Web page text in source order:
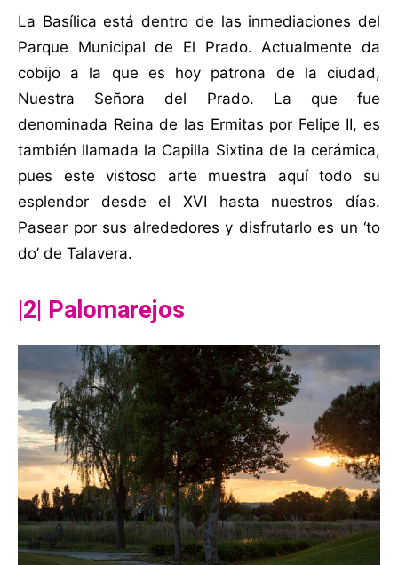
La Basílica está dentro de las inmediaciones del
Parque Municipal de El Prado. Actualmente da
cobijo a la que es hoy patrona de la ciudad,
Nuestra Señora del Prado. La que fue
denominada Reina de las Ermitas por Felipe II, es
también llamada la Capilla Sixtina de la cerámica,
pues este vistoso arte muestra aquí todo su
esplendor desde el XVI hasta nuestros días.
Pasear por sus alrededores y disfrutarlo es un ‘to
do’ de Talavera.
|2| Palomarejos